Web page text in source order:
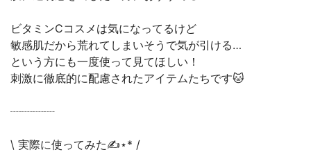
ビタミンCコスメは気になってるけど
敏感肌だから荒れてしまいそうで気が引ける…
という方にも一度使って見てほしい！
刺激に徹底的に配慮されたアイテムたちです🐱
┈┈┈┈
\ 実際に使ってみた✍⋆* /